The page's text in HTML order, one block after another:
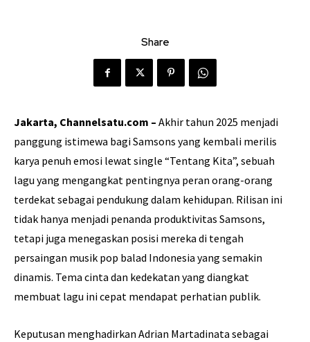
Share
Jakarta, Channelsatu.com – Akhir tahun 2025 menjadi
panggung istimewa bagi Samsons yang kembali merilis
karya penuh emosi lewat single “Tentang Kita”, sebuah
lagu yang mengangkat pentingnya peran orang-orang
terdekat sebagai pendukung dalam kehidupan. Rilisan ini
tidak hanya menjadi penanda produktivitas Samsons,
tetapi juga menegaskan posisi mereka di tengah
persaingan musik pop balad Indonesia yang semakin
dinamis. Tema cinta dan kedekatan yang diangkat
membuat lagu ini cepat mendapat perhatian publik.
Keputusan menghadirkan Adrian Martadinata sebagai